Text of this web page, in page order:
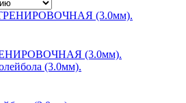
(3.0мм).